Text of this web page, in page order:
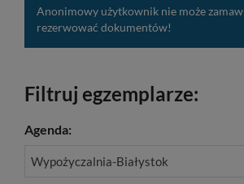
Anonimowy użytkownik nie może
rezerwować dokumentów!
Filtruj egzemplarze:
Agenda:
Wypożyczalnia-Białystok